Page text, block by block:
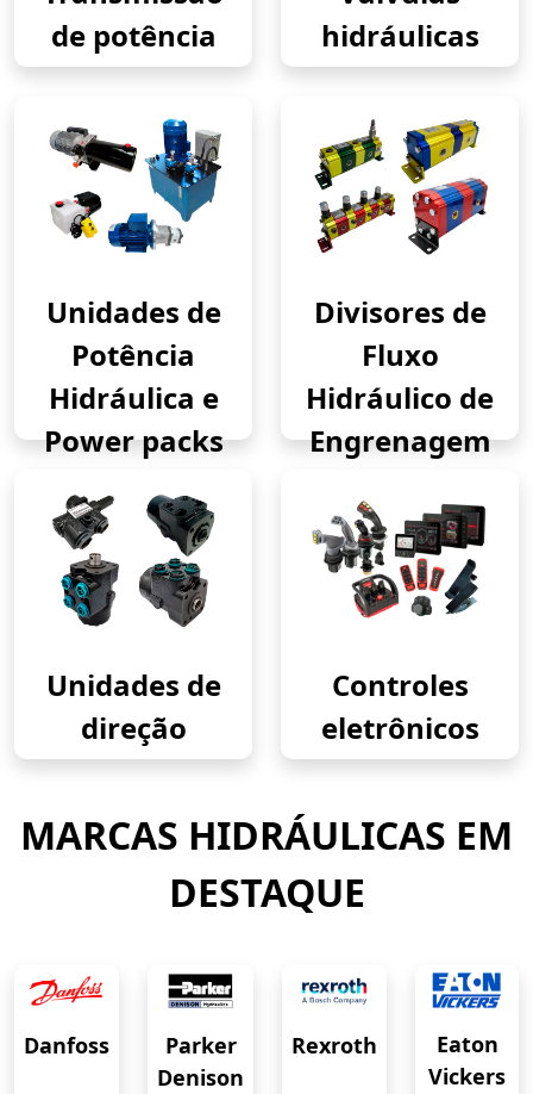
de potência
hidráulicas
Unidades de
Potência
Hidráulica e
Power packs
Divisores de
Fluxo
Hidráulico de
Engrenagem
Unidades de
direção
Controles
eletrônicos
MARCAS HIDRÁULICAS EM
DESTAQUE
Danfoss
Parker
Denison
Rexroth
Eaton
Vickers